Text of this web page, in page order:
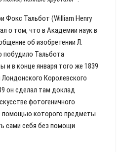
Фокс Тальбот (William Henry
о том, что в Академии наук в
об изобретении Л.
побудило Тальбота
и в конце января того же 1839
Королевского
он сделал там доклад
фотогеничного
помощью которого предметы
сами себя без помощи